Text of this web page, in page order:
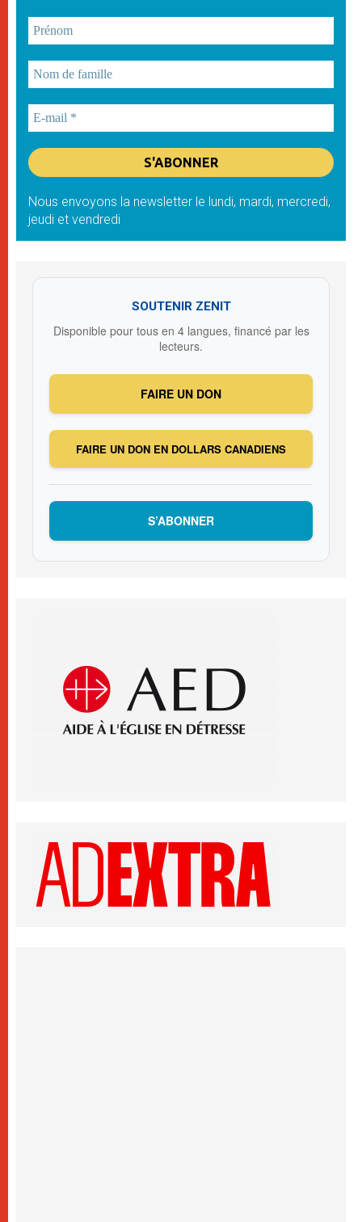
Nous envoyons la newsletter le lundi, mardi, mercredi,
jeudi et vendredi
SOUTENIR ZENIT
Disponible pour tous en 4 langues, financé par les
lecteurs.
FAIRE UN DON
FAIRE UN DON EN DOLLARS CANADIENS
S’ABONNER